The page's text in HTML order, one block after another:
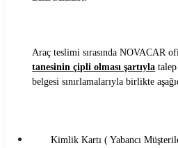
Cizgi Araç Kiralama Koşulları
Araç teslimi sırasında NOVACAR
tanesinin çipli olması şartıyla
belgesi sınırlamalarıyla birlikte
Kimlik Kartı ( Yabancı